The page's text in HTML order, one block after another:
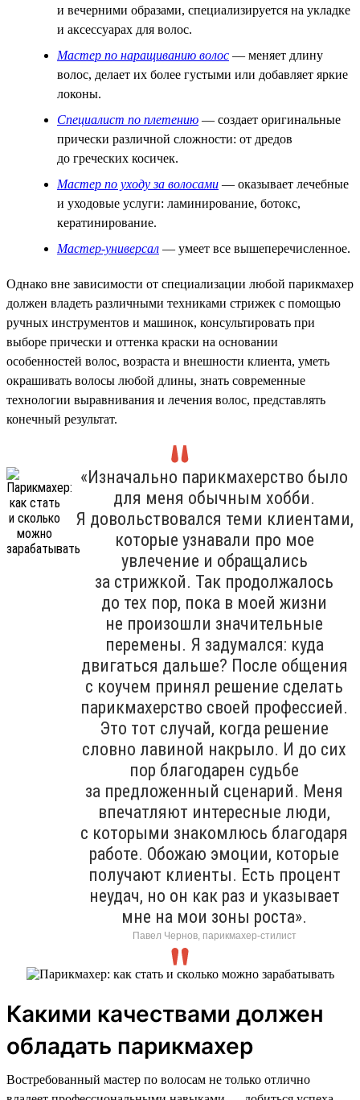
и вечерними образами, специализируется на укладке
и аксессуарах для волос.
Мастер по наращиванию волос — меняет длину
волос, делает их более густыми или добавляет яркие
локоны.
Специалист по плетению — создает оригинальные
прически различной сложности: от дредов
до греческих косичек.
Мастер по уходу за волосами — оказывает лечебные
и уходовые услуги: ламинирование, ботокс,
кератинирование.
Мастер-универсал — умеет все вышеперечисленное.
Однако вне зависимости от специализации любой парикмахер
должен владеть различными техниками стрижек с помощью
ручных инструментов и машинок, консультировать при
выборе прически и оттенка краски на основании
особенностей волос, возраста и внешности клиента, уметь
окрашивать волосы любой длины, знать современные
технологии выравнивания и лечения волос, представлять
конечный результат.
«Изначально парикмахерство было
для меня обычным хобби.
Я довольствовался теми клиентами,
которые узнавали про мое
увлечение и обращались
за стрижкой. Так продолжалось
до тех пор, пока в моей жизни
не произошли значительные
перемены. Я задумался: куда
двигаться дальше? После общения
с коучем принял решение сделать
парикмахерство своей профессией.
Это тот случай, когда решение
словно лавиной накрыло. И до сих
пор благодарен судьбе
за предложенный сценарий. Меня
впечатляют интересные люди,
с которыми знакомлюсь благодаря
работе. Обожаю эмоции, которые
получают клиенты. Есть процент
неудач, но он как раз и указывает
мне на мои зоны роста».
Павел Чернов, парикмахер-стилист
Какими качествами должен
обладать парикмахер
Востребованный мастер по волосам не только отлично